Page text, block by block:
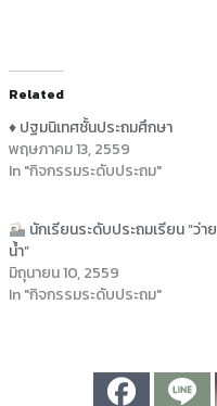
Related
♦ ปฐมนิเทศชั้นประถมศึกษา
พฤษภาคม 13, 2559
In "กิจกรรมระดับประถม"
นักเรียนระดับประถมเรียน “ว่าย
น้ำ”
มิถุนายน 10, 2559
In "กิจกรรมระดับประถม"